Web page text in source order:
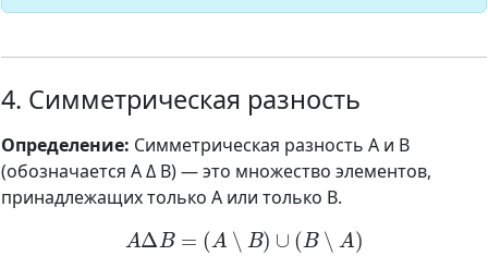
4. Симметрическая разность
Определение: Симметрическая разность A и B
(обозначается A Δ B) — это множество элементов,
принадлежащих только A или только B.
AΔB= ∖B) ∪ (B∖